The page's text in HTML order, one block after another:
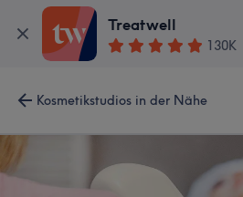
Treatwell
130K
Kosmetikstudios in der Nähe